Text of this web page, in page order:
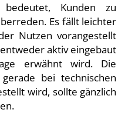
bedeutet, Kunden zu
Es fällt leichter
Nutzen vorangestellt
aktiv eingebaut
erwähnt wird. Die
bei technischen
wird, sollte gänzlich